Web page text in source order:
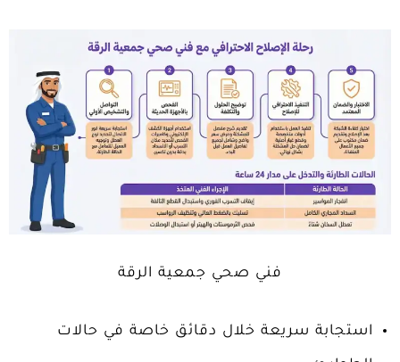
فني صحي جمعية الرقة
استجابة سريعة خلال دقائق خاصة في حالات